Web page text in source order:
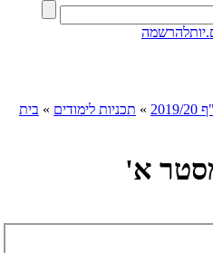
להרשמה
20
» תכניות לימודים » בית
א'